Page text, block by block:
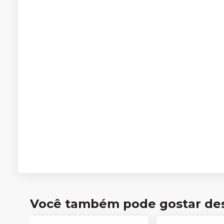
Você também pode gostar